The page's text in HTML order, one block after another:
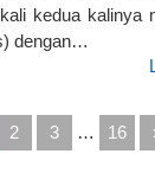
kedua kalinya
dengan…
2 3 … 16